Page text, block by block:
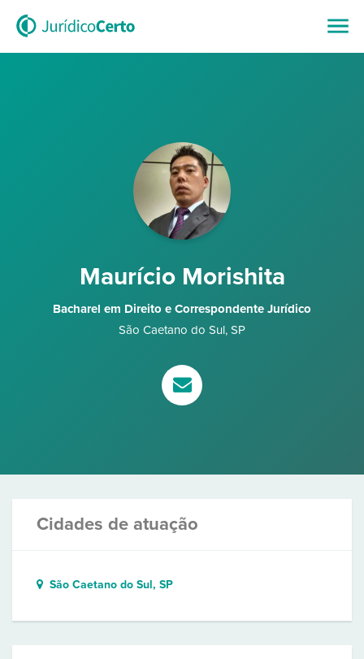
Maurício Morishita
Bacharel em Direito e Correspondente Jurídico
São Caetano do Sul, SP
Cidades de atuação
São Caetano do Sul, SP